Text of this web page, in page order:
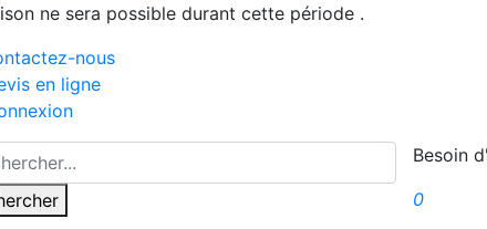
ne sera possible durant cette période .
nous
en ligne
Besoin
0